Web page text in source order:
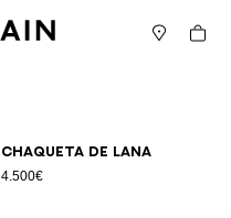
Cesta
Chaqueta de lana
4.500€